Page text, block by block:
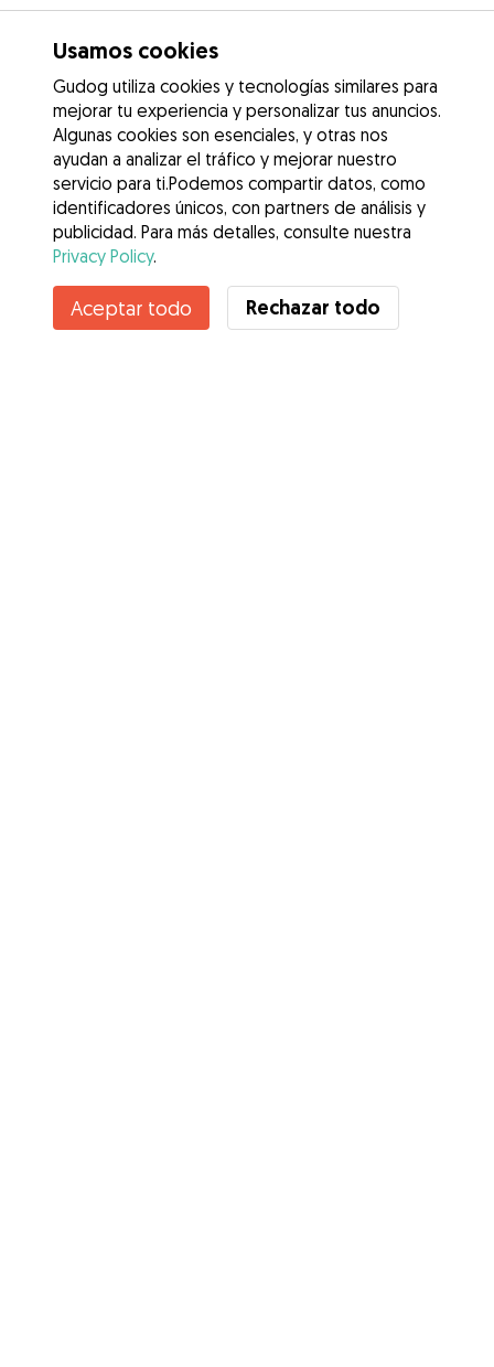
Contacta con Andreina
¿Conoces los Beneficios de Gudog? Ver más
Usamos cookies
Gudog utiliza cookies y tecnologías similares para
mejorar tu experiencia y personalizar tus anuncios.
Algunas cookies son esenciales, y otras nos
ayudan a analizar el tráfico y mejorar nuestro
servicio para ti.Podemos compartir datos, como
identificadores únicos, con partners de análisis y
publicidad. Para más detalles, consulte nuestra
Privacy Policy.
Aceptar todo Rechazar todo